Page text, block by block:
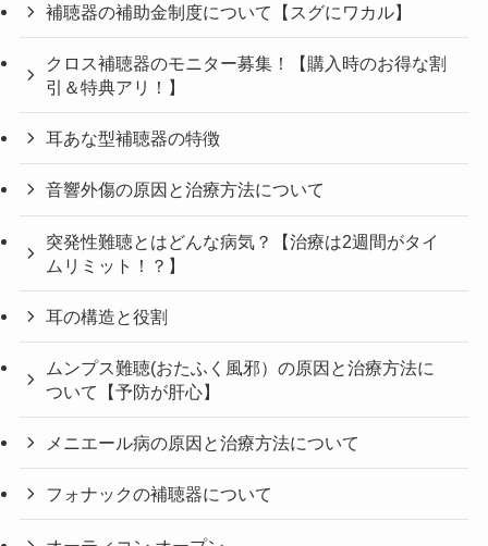
補聴器の補助金制度について【スグにワカル】
クロス補聴器のモニター募集！【購入時のお得な割
引＆特典アリ！】
耳あな型補聴器の特徴
音響外傷の原因と治療方法について
突発性難聴とはどんな病気？【治療は2週間がタイ
ムリミット！？】
耳の構造と役割
ムンプス難聴(おたふく風邪）の原因と治療方法に
ついて【予防が肝心】
メニエール病の原因と治療方法について
フォナックの補聴器について